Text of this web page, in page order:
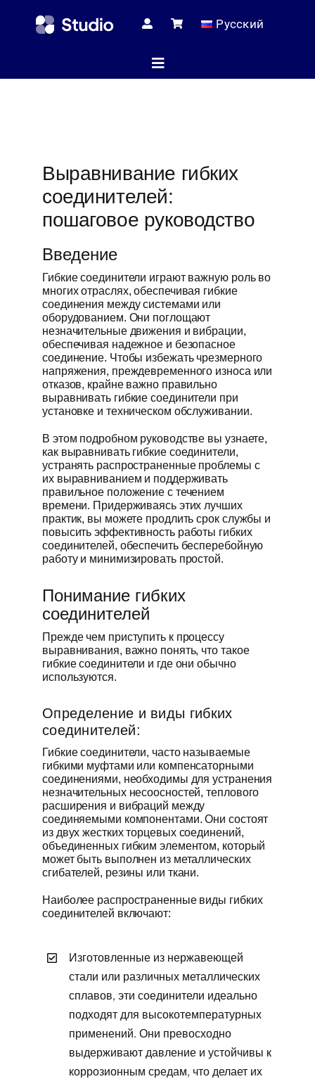
Русский
Toggle
Получить
Выравнивание гибких
соединителей:
пошаговое руководство
Введение
Гибкие соединители играют важную роль во
многих отраслях, обеспечивая гибкие
соединения между системами или
оборудованием. Они поглощают
незначительные движения и вибрации,
обеспечивая надежное и безопасное
соединение. Чтобы избежать чрезмерного
напряжения, преждевременного износа или
отказов, крайне важно правильно
выравнивать гибкие соединители при
установке и техническом обслуживании.
В этом подробном руководстве вы узнаете,
как выравнивать гибкие соединители,
устранять распространенные проблемы с
их выравниванием и поддерживать
правильное положение с течением
времени. Придерживаясь этих лучших
практик, вы можете продлить срок службы и
повысить эффективность работы гибких
соединителей, обеспечить бесперебойную
работу и минимизировать простой.
Понимание гибких
соединителей
Прежде чем приступить к процессу
выравнивания, важно понять, что такое
гибкие соединители и где они обычно
используются.
Определение и виды гибких
соединителей:
Гибкие соединители, часто называемые
гибкими муфтами или компенсаторными
соединениями, необходимы для устранения
незначительных несоосностей, теплового
расширения и вибраций между
соединяемыми компонентами. Они состоят
из двух жестких торцевых соединений,
объединенных гибким элементом, который
может быть выполнен из металлических
сгибателей, резины или ткани.
Наиболее распространенные виды гибких
соединителей включают:
Изготовленные из нержавеющей
стали или различных металлических
сплавов, эти соединители идеально
подходят для высокотемпературных
применений. Они превосходно
выдерживают давление и устойчивы к
коррозионным средам, что делает их